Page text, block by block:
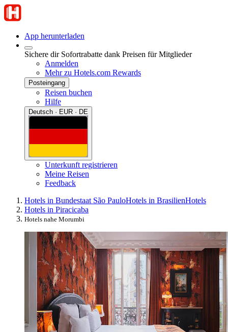
App herunterladen
Sichere dir Sofortrabatte dank Preisen für Mitglieder
Anmelden
Mehr zu Hotels.com Rewards
Posteingang
Reisen buchen
Hilfe
Deutsch · EUR · DE
Unterkunft registrieren
Meine Reisen
Feedback
Hotels in Bundestaat São PauloHotels in BrasilienHotels
Hotels in Piracicaba
Hotels nahe Morumbi